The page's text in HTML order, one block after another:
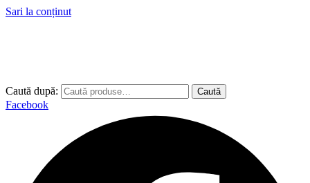
Sari la conținut
Caută după: Caută
Facebook